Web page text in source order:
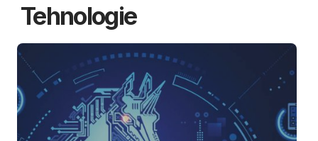
Tehnologie